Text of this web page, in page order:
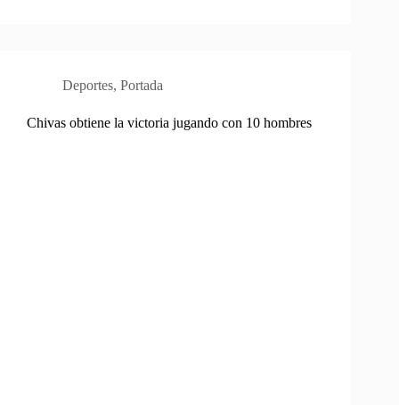
Deportes, Portada
Chivas obtiene la victoria jugando con 10 hombres